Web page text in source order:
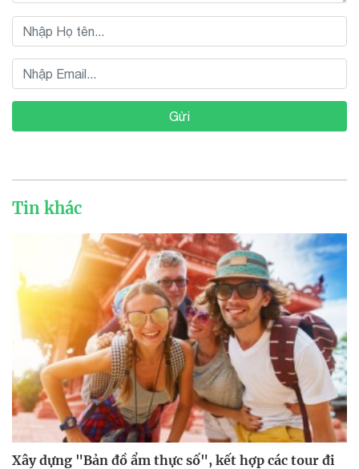
Gửi
Tin khác
Xây dựng "Bản đồ ẩm thực số", kết hợp các tour đi